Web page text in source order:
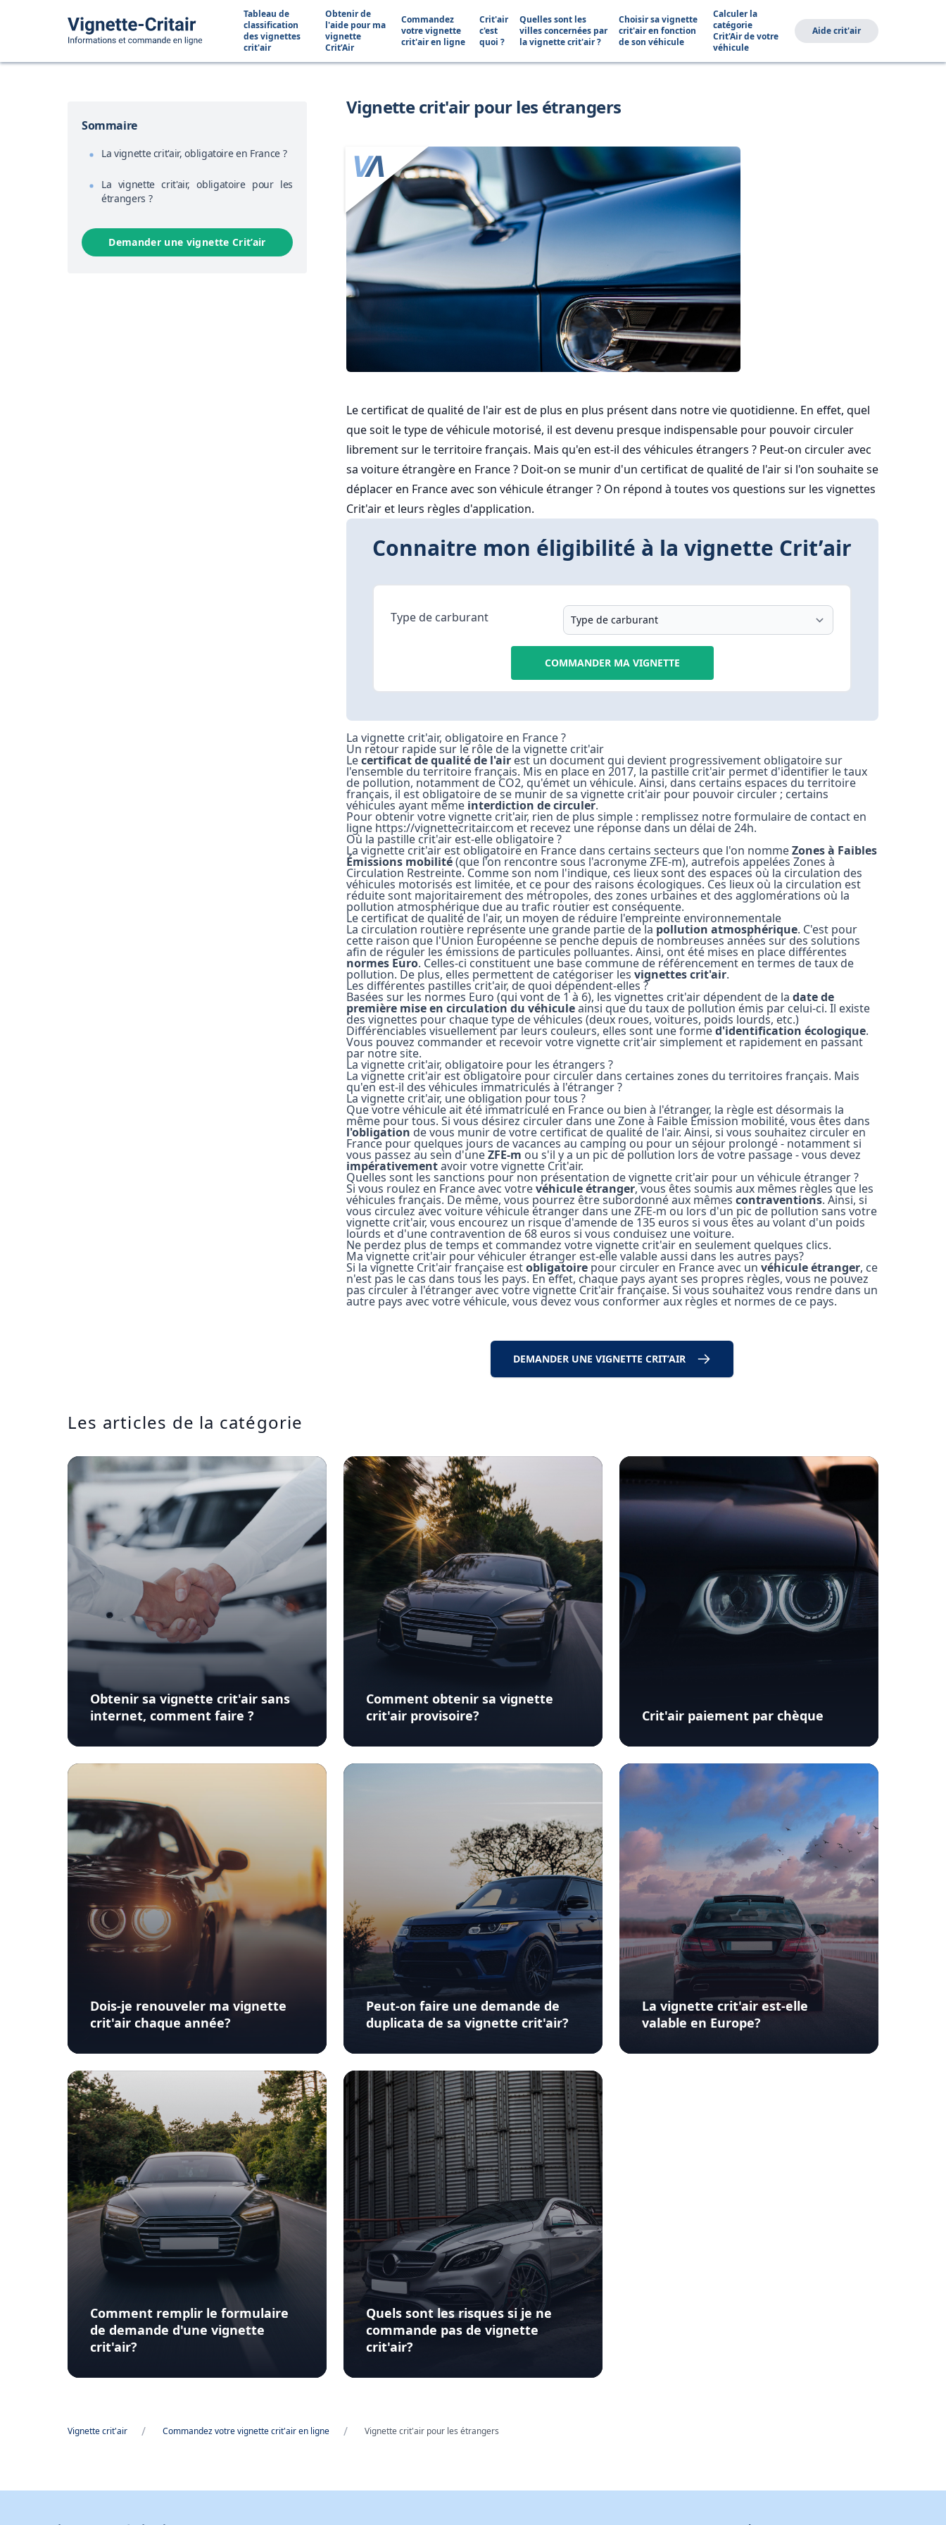
Tableau de
classification
des vignettes
crit'air
Obtenir de
l'aide pour ma
vignette
Crit’Air
Commandez
votre vignette
crit'air en ligne
Crit'air
c'est
quoi ?
Quelles sont les
villes concernées par
la vignette crit'air ?
Choisir sa vignette
crit'air en fonction
de son véhicule
Calculer la
catégorie
Crit'Air de votre
véhicule
Aide crit'air
Sommaire
La vignette crit'air, obligatoire en France ?
La vignette crit'air, obligatoire pour les
étrangers ?
Demander une vignette Crit’air
Vignette crit'air pour les étrangers
Le certificat de qualité de l'air est de plus en plus présent dans notre vie quotidienne. En effet, quel
que soit le type de véhicule motorisé, il est devenu presque indispensable pour pouvoir circuler
librement sur le territoire français. Mais qu'en est-il des véhicules étrangers ? Peut-on circuler avec
sa voiture étrangère en France ? Doit-on se munir d'un certificat de qualité de l'air si l'on souhaite se
déplacer en France avec son véhicule étranger ? On répond à toutes vos questions sur les vignettes
Crit'air et leurs règles d'application.
Connaitre mon éligibilité à la vignette Crit’air
Type de carburant
COMMANDER MA VIGNETTE
La vignette crit'air, obligatoire en France ?
Un retour rapide sur le rôle de la vignette crit'air
Lecertificat de qualité de l'airest un document qui devient progressivement obligatoire sur
l'ensemble du territoire français. Mis en place en 2017, la pastille crit'air permet d'identifier le taux
de pollution, notamment de CO2, qu'émet un véhicule. Ainsi, dans certains espaces du territoire
français, il est obligatoire de se munir de sa vignette crit'air pour pouvoir circuler ; certains
véhicules ayant même interdiction de circuler.
Pour obtenir votre vignette crit'air, rien de plus simple : remplissez notre formulaire de contact en
ligne https://vignettecritair.com et recevez une réponse dans un délai de 24h.
Où la pastille crit'air est-elle obligatoire ?
La vignette crit'air est obligatoire en France dans certains secteurs que l'on nommeZones à Faibles
Émissions mobilité(que l'on rencontre sous l'acronyme ZFE-m), autrefois appelées Zones à
Circulation Restreinte. Comme son nom l'indique, ces lieux sont des espaces où la circulation des
véhicules motorisés est limitée, et ce pour des raisons écologiques. Ces lieux où la circulation est
réduite sont majoritairement des métropoles, des zones urbaines et des agglomérations où la
pollution atmosphérique due au trafic routier est conséquente.
Le certificat de qualité de l'air, un moyen de réduire l'empreinte environnementale
La circulation routière représente une grande partie de la pollution atmosphérique. C'est pour
cette raison que l'Union Européenne se penche depuis de nombreuses années sur des solutions
afin de réguler les émissions de particules polluantes. Ainsi, ont été mises en place différentes
normes Euro. Celles-ci constituent une base commune de référencement en termes de taux de
pollution. De plus, elles permettent de catégoriser les vignettes crit'air.
Les différentes pastilles crit'air, de quoi dépendent-elles ?
Basées sur les normes Euro (qui vont de 1 à 6), les vignettes crit'air dépendent de la date de
première mise en circulation du véhiculeainsi que du taux de pollution émis par celui-ci. Il existe
des vignettes pour chaque type de véhicules (deux roues, voitures, poids lourds, etc.)
Différenciables visuellement par leurs couleurs, elles sont une formed'identification écologique.
Vous pouvez commander et recevoir votre vignette crit'air simplement et rapidement en passant
par notre site.
La vignette crit'air, obligatoire pour les étrangers ?
La vignette crit'air est obligatoire pour circuler dans certaines zones du territoires français. Mais
qu'en est-il des véhicules immatriculés à l'étranger ?
La vignette crit'air, une obligation pour tous ?
Que votre véhicule ait été immatriculé en France ou bien à l'étranger, la règle est désormais la
même pour tous. Si vous désirez circuler dans une Zone à Faible Émission mobilité, vous êtes dans
l'obligation de vous munir de votre certificat de qualité de l'air. Ainsi, si vous souhaitez circuler en
France pour quelques jours de vacances au camping ou pour un séjour prolongé - notamment si
vous passez au sein d'uneZFE-m ou s'il y a un pic de pollution lors de votre passage - vous devez
impérativementavoir votre vignette Crit'air.
Quelles sont les sanctions pour non présentation de vignette crit'air pour un véhicule étranger ?
Si vous roulez en France avec votrevéhicule étranger, vous êtes soumis aux mêmes règles que les
véhicules français. De même, vous pourrez être subordonné aux mêmes contraventions. Ainsi, si
vous circulez avec voiture véhicule étranger dans une ZFE-m ou lors d'un pic de pollution sans votre
vignette crit'air, vous encourez un risque d'amende de 135 euros si vous êtes au volant d'un poids
lourds et d'une contravention de 68 euros si vous conduisez une voiture.
Ne perdez plus de temps et commandez votre vignette crit'air en seulement quelques clics.
Ma vignette crit'air pour véhiculer étranger est-elle valable aussi dans les autres pays?
Si la vignette Crit'air française estobligatoirepour circuler en France avec un véhicule étranger, ce
n'est pas le cas dans tous les pays. En effet, chaque pays ayant ses propres règles, vous ne pouvez
pas circuler à l'étranger avec votre vignette Crit'air française. Si vous souhaitez vous rendre dans un
autre pays avec votre véhicule, vous devez vous conformer aux règles et normes de ce pays.
DEMANDER UNE VIGNETTE CRIT’AIR
Les articles de la catégorie
Obtenir sa vignette crit'air sans
internet, comment faire ?
Comment obtenir sa vignette
crit'air provisoire?
Crit'air paiement par chèque
Dois-je renouveler ma vignette
crit'air chaque année?
Peut-on faire une demande de
duplicata de sa vignette crit'air?
La vignette crit'air est-elle
valable en Europe?
Comment remplir le formulaire
de demande d'une vignette
crit'air?
Quels sont les risques si je ne
commande pas de vignette
crit'air?
Vignette crit'air / Commandez votre vignette crit'air en ligne / Vignette crit'air pour les étrangers